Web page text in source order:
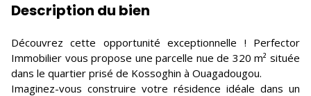
Description du bien
Découvrez cette opportunité exceptionnelle ! Perfector
Immobilier vous propose une parcelle nue de 320 m² située
dans le quartier prisé de Kossoghin à Ouagadougou.
Imaginez-vous construire votre résidence idéale dans un